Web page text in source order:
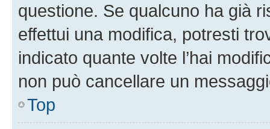
questione. Se qualcuno ha già
effettui una modifica, potresti
indicato quante volte l’hai
non può cancellare un
Top